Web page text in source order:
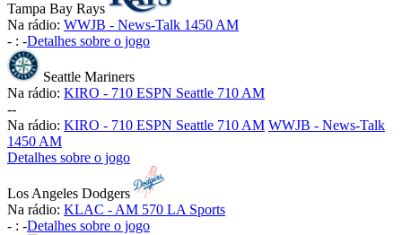
Tampa Bay Rays
Na rádio: WWJB - News-Talk 1450 AM
- : -Detalhes sobre o jogo
Seattle Mariners
Na rádio: KIRO - 710 ESPN Seattle 710 AM
--
Na rádio: KIRO - 710 ESPN Seattle 710 AM WWJB - News-Talk
1450 AM
Detalhes sobre o jogo
Los Angeles Dodgers
Na rádio: KLAC - AM 570 LA Sports
- : -Detalhes sobre o jogo